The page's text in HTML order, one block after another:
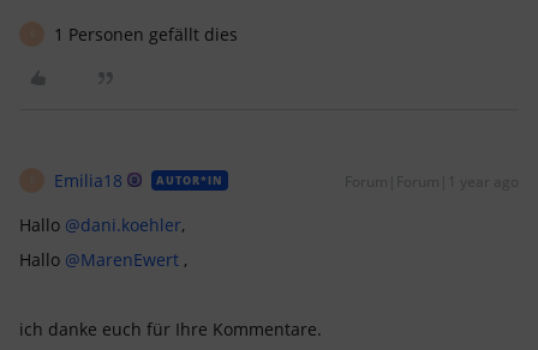
1 Personen gefällt dies
Emilia18 AUTOR*IN Forum|Forum|1 year ago
Hallo ​ @dani.koehler,
Hallo ​ @MarenEwert ,
ich danke euch für Ihre Kommentare.